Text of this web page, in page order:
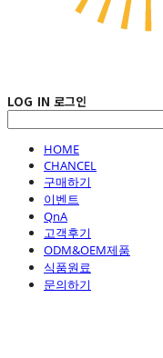
LOG IN 로그인
HOME
CHANCEL
구매하기
이벤트
QnA
고객후기
ODM&OEM제품
식품원료
문의하기